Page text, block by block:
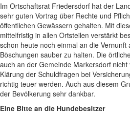
Im Ortschaftsrat Friedersdorf hat der
sehr guten Vortrag über Rechte und
öffentlichen Gewässern gehalten. Mit
mittelfristig in allen Ortsteilen verstärkt
schon heute noch einmal an die Vernunft
Böschungen sauber zu halten. Die
auch an der Gemeinde Markersdorf
Klärung der Schuldfragen bei
richtig teuer werden. Auch aus diesem
der Bevölkerung sehr dankbar.
Eine Bitte an die Hundebesitzer